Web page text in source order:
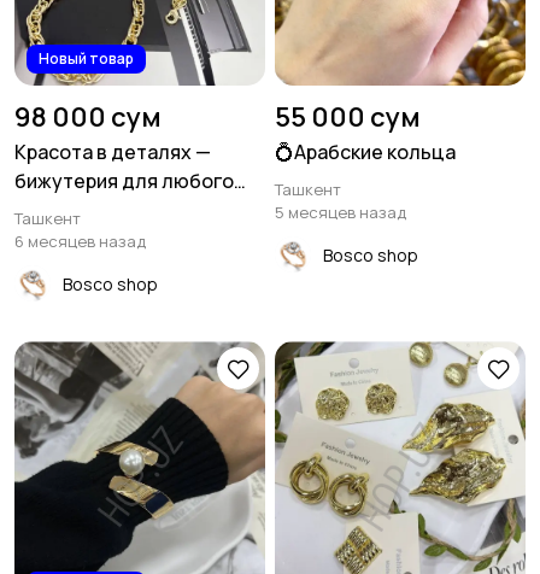
Новый товар
98 000 сум
Красота в деталях —
бижутерия для любого
случая
Ташкент
6 месяцев назад
Bosco shop
55 000 сум
💍Арабские кольца
Ташкент
5 месяцев назад
Bosco shop